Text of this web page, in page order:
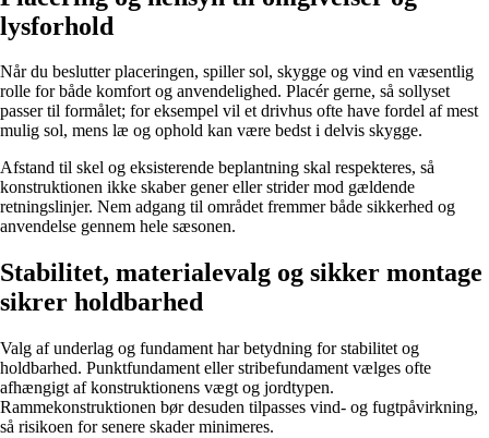
lysforhold
Når du beslutter placeringen, spiller sol, skygge og vind en væsentlig
rolle for både komfort og anvendelighed. Placér gerne, så sollyset
passer til formålet; for eksempel vil et drivhus ofte have fordel af mest
mulig sol, mens læ og ophold kan være bedst i delvis skygge.
Afstand til skel og eksisterende beplantning skal respekteres, så
konstruktionen ikke skaber gener eller strider mod gældende
retningslinjer. Nem adgang til området fremmer både sikkerhed og
anvendelse gennem hele sæsonen.
Stabilitet, materialevalg og sikker montage
sikrer holdbarhed
Valg af underlag og fundament har betydning for stabilitet og
holdbarhed. Punktfundament eller stribefundament vælges ofte
afhængigt af konstruktionens vægt og jordtypen.
Rammekonstruktionen bør desuden tilpasses vind- og fugtpåvirkning,
så risikoen for senere skader minimeres.